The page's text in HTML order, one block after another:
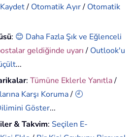
/ Otomatik Ayır/ Otomatik
: 😊 Daha Fazla Şık ve Eğlenceli
geldiğinde uyarı/ Outlook'u
...
:Tümüne Eklerle Yanıtla/
Karşı Koruma/ 🕘
Göster...
& Takvim: Seçilen E-